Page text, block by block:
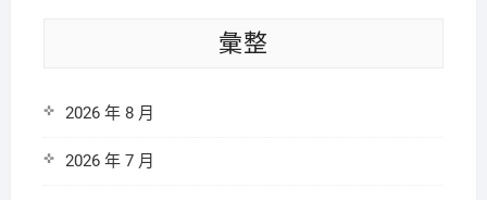
彙整
2026 年 8 月
2026 年 7 月